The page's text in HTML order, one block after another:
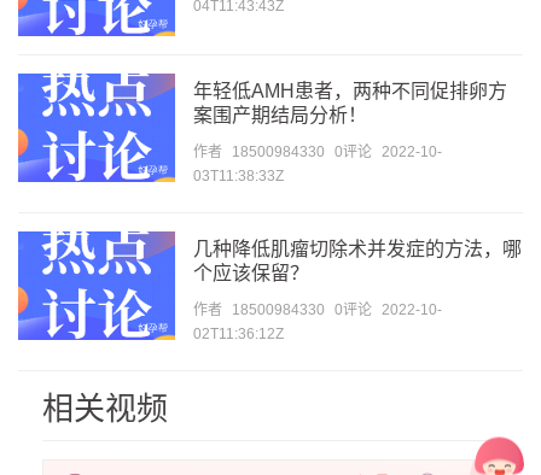
04T11:43:43Z
年轻低AMH患者，两种不同促排卵方
案围产期结局分析！
作者 18500984330 0评论 2022-10-
03T11:38:33Z
几种降低肌瘤切除术并发症的方法，哪
个应该保留？
作者 18500984330 0评论 2022-10-
02T11:36:12Z
相关视频